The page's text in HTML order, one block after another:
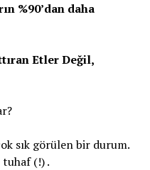
%90’dan daha
Etler Değil,
sık görülen bir durum.
(!) .